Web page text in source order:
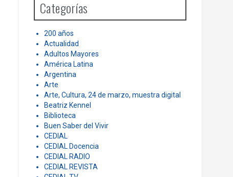
o
Categorías
200 años
Actualidad
Adultos Mayores
América Latina
Argentina
Arte
Arte, Cultura, 24 de marzo, muestra digital
Beatriz Kennel
Biblioteca
Buen Saber del Vivir
CEDIAL
CEDIAL Docencia
CEDIAL RADIO
CEDIAL REVISTA